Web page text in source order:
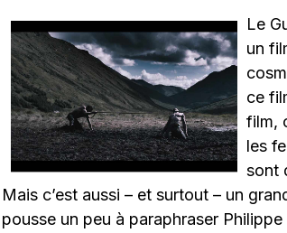
Le
un
ce
film,
les
sont
Mais c’est aussi – et surtout – un
pousse un peu à paraphraser